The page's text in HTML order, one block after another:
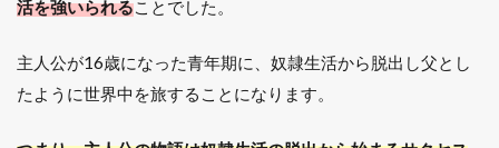
活を強いられることでした。
主人公が16歳になった青年期に、奴隷生活から脱出し父とし
たように世界中を旅することになります。